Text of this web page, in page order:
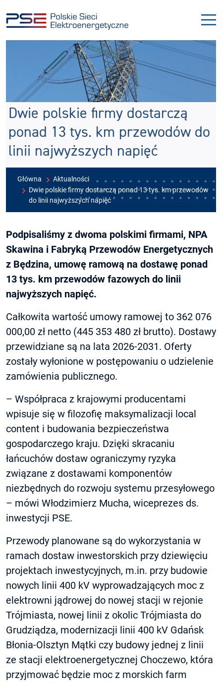
do
menu
do
treści
Dwie polskie firmy dostarczą
ponad 13 tys. km przewodów do
linii najwyższych napięć
Główna
Aktualności
Dwie polskie firmy dostarczą ponad 13 tys. km przewodów
do linii najwyższych napięć
Podpisaliśmy z dwoma polskimi firmami, NPA
Skawina i Fabryką Przewodów Energetycznych
z Będzina, umowę ramową na dostawę ponad
13 tys. km przewodów fazowych do linii
najwyższych napięć.
Całkowita wartość umowy ramowej to 362 076
000,00 zł netto (445 353 480 zł brutto). Dostawy
przewidziane są na lata 2026-2031. Oferty
zostały wyłonione w postępowaniu o udzielenie
zamówienia publicznego.
– Współpraca z krajowymi producentami
wpisuje się w filozofię maksymalizacji local
content i budowania bezpieczeństwa
gospodarczego kraju. Dzięki skracaniu
łańcuchów dostaw ograniczymy ryzyka
związane z dostawami komponentów
niezbędnych do rozwoju systemu przesyłowego
– mówi Włodzimierz Mucha, wiceprezes ds.
inwestycji PSE.
Przewody planowane są do wykorzystania w
ramach dostaw inwestorskich przy dziewięciu
projektach inwestycyjnych, m.in. przy budowie
nowych linii 400 kV wyprowadzających moc z
elektrowni jądrowej do nowej stacji w rejonie
Trójmiasta, nowej linii z okolic Trójmiasta do
Grudziądza, modernizacji linii 400 kV Gdańsk
Błonia-Olsztyn Mątki czy budowy jednej z linii
ze stacji elektroenergetycznej Choczewo, która
przyjmować będzie moc z morskich farm